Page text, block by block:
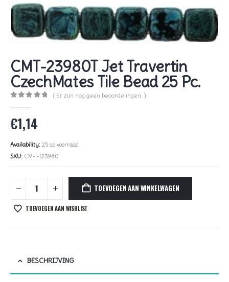
CMT-23980T Jet Travertin
CzechMates Tile Bead 25 Pc.
( Er zijn nog geen beoordelingen. )
€1,14
Availability: 25 op voorraad
SKU: CM-T-T23980
TOEVOEGEN AAN WINKELWAGEN
TOEVOEGEN AAN WISHLIST
BESCHRIJVING